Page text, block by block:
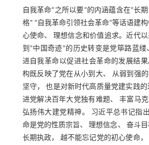
自我革命“之所以要”的内涵蕴含在“长
格” “自我革命引领社会革命”等话语建
心使命、 理想信念和价值追求。近代以
到“中国奇迹”的历史转变是党筚路蓝
进自我革命以促进社会革命的发展结
构既反映了党在从小到大、 从弱到强
坚守， 也是对新时代高质量党建实践
进党解决百年大党独有难题、 丰富马克
弘扬伟大建党精神。 习近平总书记指
命是党的性质宗旨、 理想信念、 奋斗
长期执政， 越不能忘记党的初心使命